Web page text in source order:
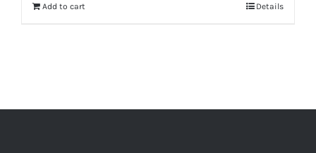
Add to cart Details